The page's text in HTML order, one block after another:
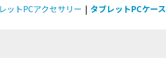
ットPCアクセサリー | タブレットPCケース